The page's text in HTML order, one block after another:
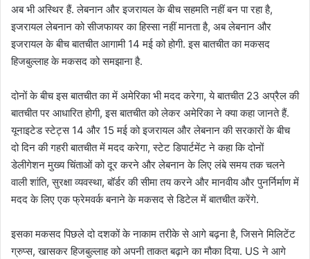
अब भी अस्थिर हैं. लेबनान और इजरायल के बीच सहमति नहीं बन पा रहा है,
इजरायल लेबनान को सीजफायर का हिस्सा नहीं मानता है, अब लेबनान और
इजरायल के बीच बातचीत आगामी 14 मई को होगी. इस बातचीत का मकसद
हिजबुल्लाह के मकसद को समझाना है.
दोनों के बीच इस बातचीत का में अमेरिका भी मदद करेगा, ये बातचीत 23 अप्रैल की
बातचीत पर आधारित होगी, इस बातचीत को लेकर अमेरिका ने क्या कहा जानते हैं.
यूनाइटेड स्टेट्स 14 और 15 मई को इजरायल और लेबनान की सरकारों के बीच
दो दिन की गहरी बातचीत में मदद करेगा, स्टेट डिपार्टमेंट ने कहा कि दोनों
डेलीगेशन मुख्य चिंताओं को दूर करने और लेबनान के लिए लंबे समय तक चलने
वाली शांति, सुरक्षा व्यवस्था, बॉर्डर की सीमा तय करने और मानवीय और पुनर्निर्माण में
मदद के लिए एक फ्रेमवर्क बनाने के मकसद से डिटेल में बातचीत करेंगे.
इसका मकसद पिछले दो दशकों के नाकाम तरीके से आगे बढ़ना है, जिसने मिलिटेंट
ग्रुप्स, खासकर हिजबुल्लाह को अपनी ताकत बढ़ाने का मौका दिया. US ने आगे